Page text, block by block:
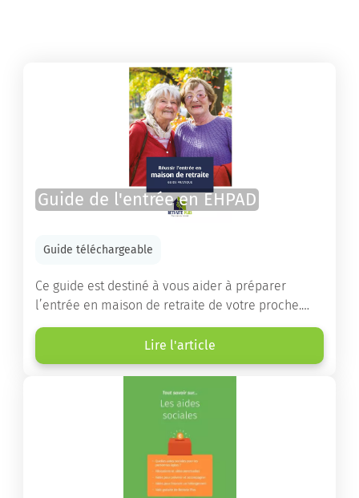
Guide de l'entrée en EHPAD
Guide téléchargeable
Ce guide est destiné à vous aider à préparer
l’entrée en maison de retraite de votre proche.
Vous y trouverez un panorama des différents types
d’établissements ainsi que des conseils pratiques
destinés à orienter les familles et à leur faciliter
Lire l'article